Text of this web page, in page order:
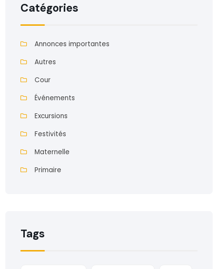
Catégories
Annonces importantes
Autres
Cour
Événements
Excursions
Festivités
Maternelle
Primaire
Tags